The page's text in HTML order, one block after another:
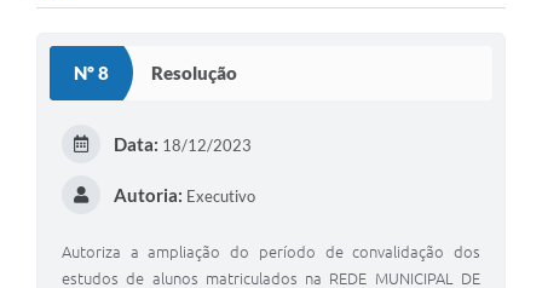
Nº 8 Resolução
Data: 18/12/2023
Autoria: Executivo
Autoriza a ampliação do período de convalidação dos
estudos de alunos matriculados na REDE MUNICIPAL DE